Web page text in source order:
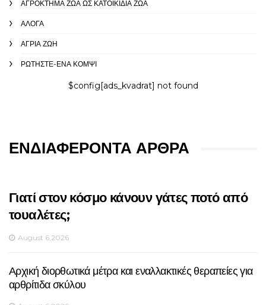
ΑΓΡΌΚΤΗΜΑ ΖΏΑ ΩΣ ΚΑΤΟΙΚΊΔΙΑ ΖΏΑ
ΑΛΟΓΑ
ΑΓΡΙΑ ΖΩΉ
ΡΩΤΉΣΤΕ-ΈΝΑ ΚΟΜΨΊ
$config[ads_kvadrat] not found
ΕΝΔΙΑΦΈΡΟΝΤΑ ΆΡΘΡΑ
Γιατί στον κόσμο κάνουν γάτες ποτό από
τουαλέτες;
August 6,2026
Αρχική διορθωτικά μέτρα και εναλλακτικές θεραπείες για
αρθρίτιδα σκύλου